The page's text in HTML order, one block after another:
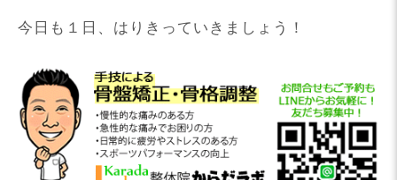
今日も１日、はりきっていきましょう！